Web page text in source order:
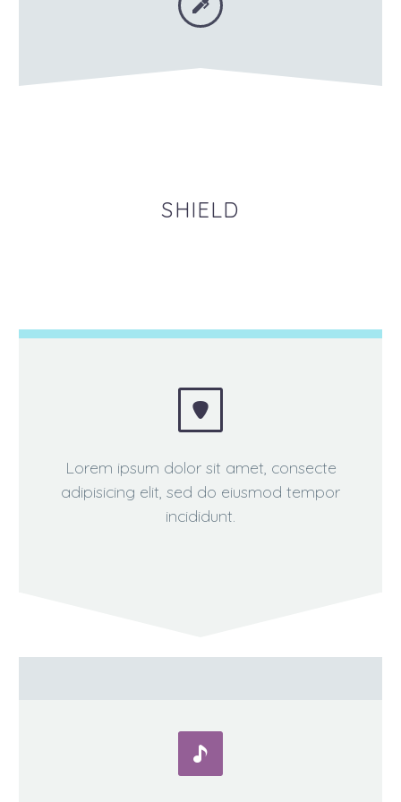


SHIELD


Lorem ipsum dolor sit amet, consecte
adipisicing elit, sed do eiusmod tempor
incididunt.

